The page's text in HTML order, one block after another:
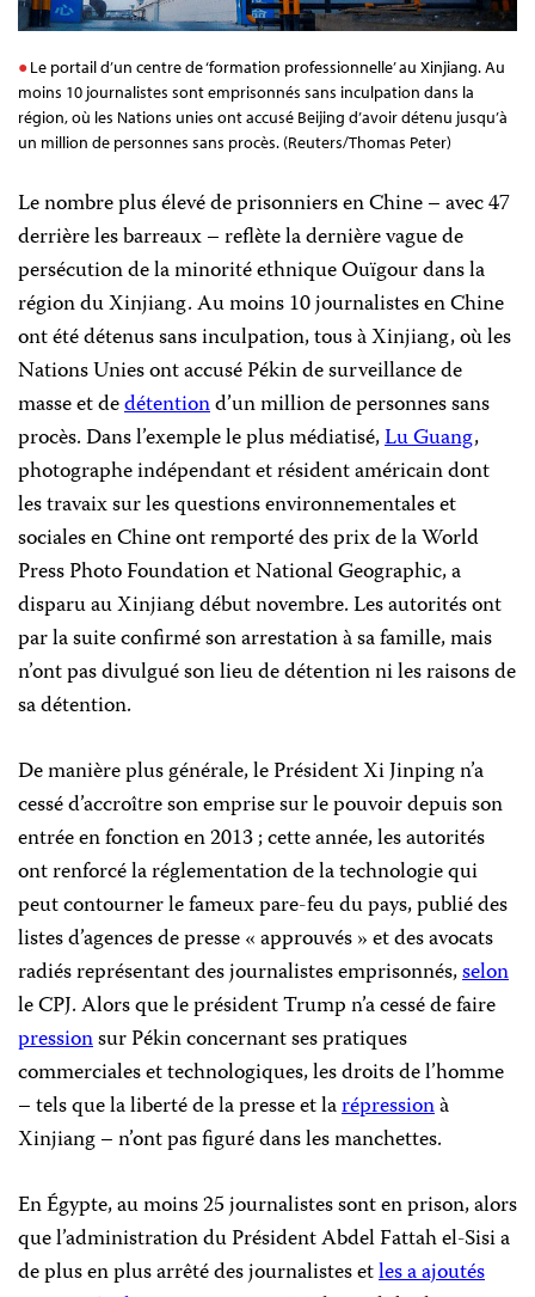
Le portail d’un centre de ‘formation professionnelle’ au Xinjiang. Au
moins 10 journalistes sont emprisonnés sans inculpation dans la
région, où les Nations unies ont accusé Beijing d’avoir détenu jusqu’à
un million de personnes sans procès. (Reuters/Thomas Peter)
Le nombre plus élevé de prisonniers en Chine – avec 47
derrière les barreaux – reflète la dernière vague de
persécution de la minorité ethnique Ouïgour dans la
région du Xinjiang. Au moins 10 journalistes en Chine
ont été détenus sans inculpation, tous à Xinjiang, où les
Nations Unies ont accusé Pékin de surveillance de
masse et dedétentiond’un million de personnes sans
procès. Dans l’exemple le plus médiatisé,Lu Guang,
photographe indépendant et résident américain dont
les travaix sur les questions environnementales et
sociales en Chine ont remporté des prix de la World
Press Photo Foundation et National Geographic, a
disparu au Xinjiang début novembre. Les autorités ont
par la suite confirmé son arrestation à sa famille, mais
n’ont pas divulgué son lieu de détention ni les raisons de
sa détention.
De manière plus générale, le Président Xi Jinping n’a
cessé d’accroître son emprise sur le pouvoir depuis son
entrée en fonction en 2013 ; cette année, les autorités
ont renforcé la réglementation de la technologie qui
peut contourner le fameux pare-feu du pays, publié des
listes d’agences de presse « approuvés » et des avocats
radiés représentant des journalistes emprisonnés,selon
le CPJ. Alors que le président Trump n’a cessé de faire
pressionsur Pékin concernant ses pratiques
commerciales et technologiques, les droits de l’homme
– tels que la liberté de la presse et larépressionà
Xinjiang – n’ont pas figuré dans les manchettes.
En Égypte, au moins 25 journalistes sont en prison, alors
que l’administration du Président Abdel Fattah el-Sisi a
de plus en plus arrêté des journalistes etles a ajoutés